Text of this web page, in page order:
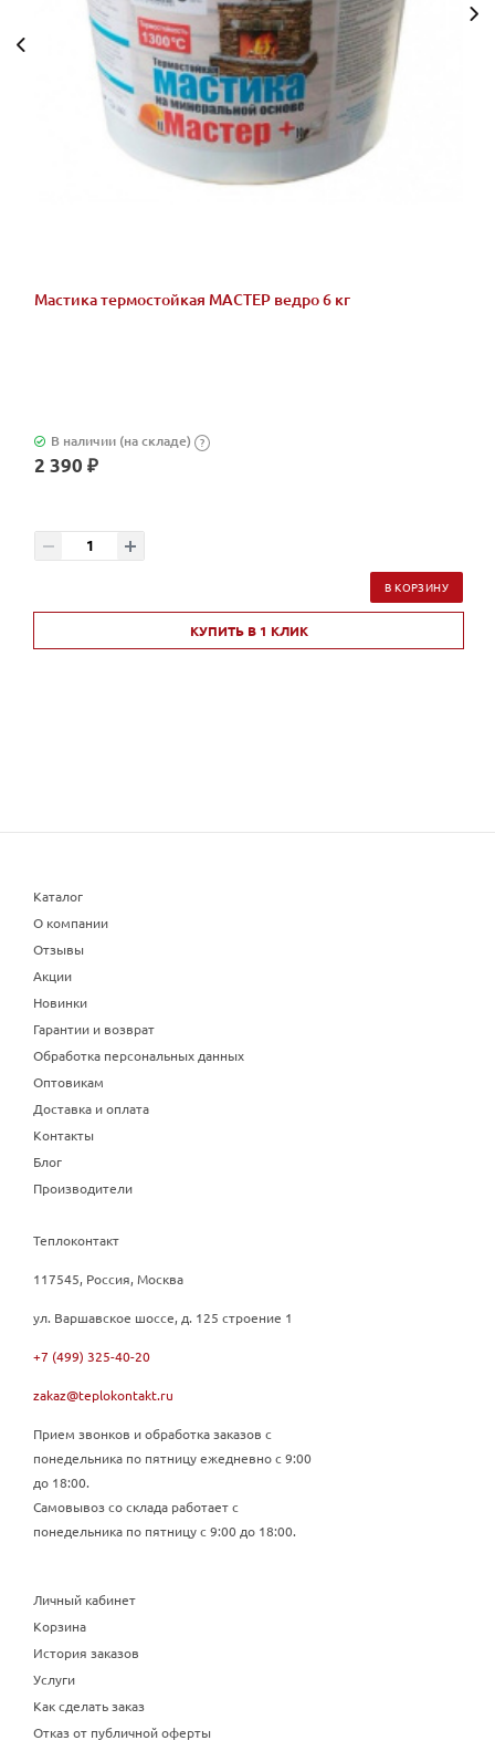
Мастика термостойкая МАСТЕР ведро 6 кг
В наличии (на складе) ?
2 390 ₽
В КОРЗИНУ
КУПИТЬ В 1 КЛИК
Каталог
О компании
Отзывы
Акции
Новинки
Гарантии и возврат
Обработка персональных данных
Оптовикам
Доставка и оплата
Контакты
Блог
Производители
Теплоконтакт
117545, Россия, Москва
ул. Варшавское шоссе, д. 125 строение 1
+7 (499) 325-40-20
zakaz@teplokontakt.ru
Прием звонков и обработка заказов с
понедельника по пятницу ежедневно с 9:00
до 18:00.
Самовывоз со склада работает с
понедельника по пятницу с 9:00 до 18:00.
Личный кабинет
Корзина
История заказов
Услуги
Как сделать заказ
Отказ от публичной оферты